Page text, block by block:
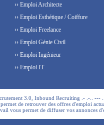
›› Emploi Architecte
›› Emploi Esthétique / Coiffure
›› Emploi Freelance
›› Emploi Génie Civil
›› Emploi Ingénieur
›› Emploi IT
3.0, Inbound Recruiting .- .-.. ---
de retrouver des offres d'emploi
vous permet de diffuser vos annonces